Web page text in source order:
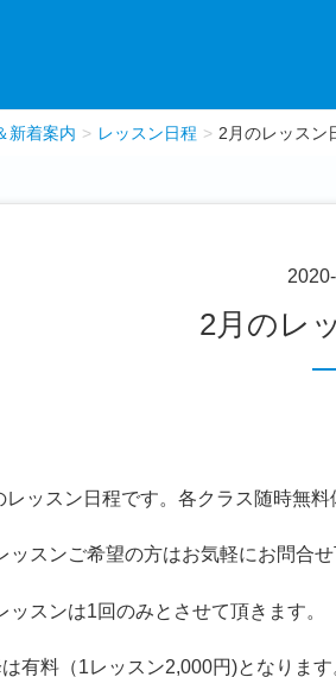
新着案内 レッスン日程 2月のレッスン
2月のレ
レッスン日程です。各クラス随時無料
スンご希望の方はお気軽にお問合せ
スンは1回のみとさせて頂きます。
有料（1レッスン2,000円)となります